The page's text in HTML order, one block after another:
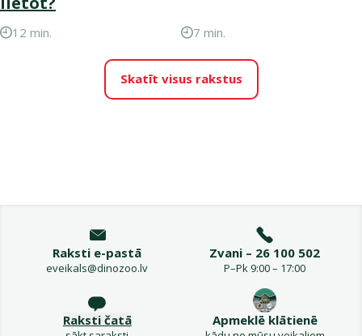
12 min. 7 min.
Skatīt visus rakstus
Raksti e-pastā
eveikals@dinozoo.lv
Zvani – 26 100 502
P–Pk 9:00 – 17:00
Raksti čatā Apmeklē klātienē